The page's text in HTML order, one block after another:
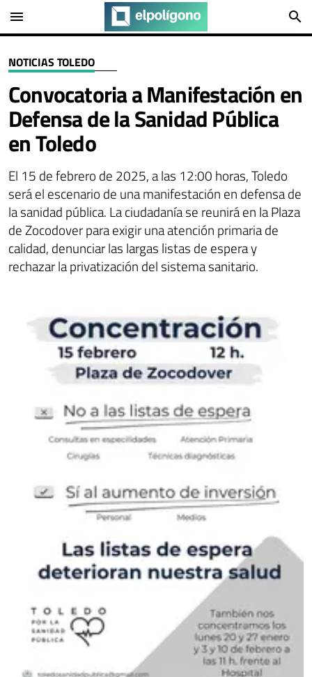
menu search
NOTICIAS TOLEDO
Convocatoria a Manifestación en
Defensa de la Sanidad Pública
en Toledo
El 15 de febrero de 2025, a las 12:00 horas, Toledo
será el escenario de una manifestación en defensa de
la sanidad pública. La ciudadanía se reunirá en la Plaza
de Zocodover para exigir una atención primaria de
calidad, denunciar las largas listas de espera y
rechazar la privatización del sistema sanitario.